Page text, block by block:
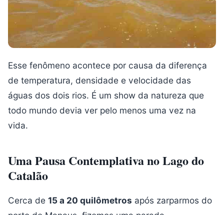
Esse fenômeno acontece por causa da diferença
de temperatura, densidade e velocidade das
águas dos dois rios. É um show da natureza que
todo mundo devia ver pelo menos uma vez na
vida.
Uma Pausa Contemplativa no Lago do
Catalão
Cerca de 15 a 20 quilômetros após zarparmos do